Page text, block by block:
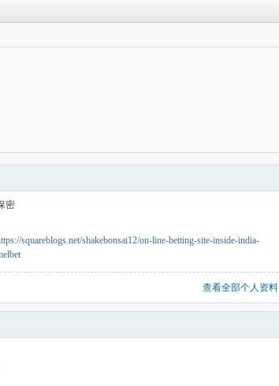
密
squareblogs.net/shakebonsai12/on-line-betting-site-inside-india-
查看全部个人资料